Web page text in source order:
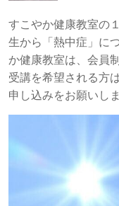
すこやか健康教室の
生から「熱中症」に
か健康教室は、会員
受講を希望される方
申し込みをお願いしま